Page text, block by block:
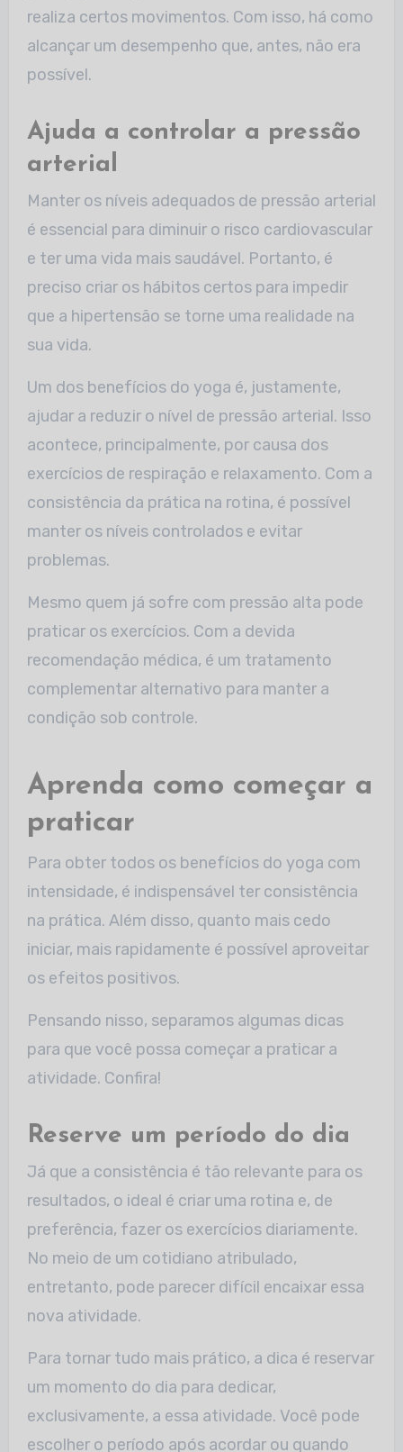
realiza certos movimentos. Com isso, há como
alcançar um desempenho que, antes, não era
possível.
Ajuda a controlar a pressão
arterial
Manter os níveis adequados de pressão arterial
é essencial para diminuir o risco cardiovascular
e ter uma vida mais saudável. Portanto, é
preciso criar os hábitos certos para impedir
que a hipertensão se torne uma realidade na
sua vida.
Um dos benefícios do yoga é, justamente,
ajudar a reduzir o nível de pressão arterial. Isso
acontece, principalmente, por causa dos
exercícios de respiração e relaxamento. Com a
consistência da prática na rotina, é possível
manter os níveis controlados e evitar
problemas.
Mesmo quem já sofre com pressão alta pode
praticar os exercícios. Com a devida
recomendação médica, é um tratamento
complementar alternativo para manter a
condição sob controle.
Aprenda como começar a
praticar
Para obter todos os benefícios do yoga com
intensidade, é indispensável ter consistência
na prática. Além disso, quanto mais cedo
iniciar, mais rapidamente é possível aproveitar
os efeitos positivos.
Pensando nisso, separamos algumas dicas
para que você possa começar a praticar a
atividade. Confira!
Reserve um período do dia
Já que a consistência é tão relevante para os
resultados, o ideal é criar uma rotina e, de
preferência, fazer os exercícios diariamente.
No meio de um cotidiano atribulado,
entretanto, pode parecer difícil encaixar essa
nova atividade.
Para tornar tudo mais prático, a dica é reservar
um momento do dia para dedicar,
exclusivamente, a essa atividade. Você pode
escolher o período após acordar ou quando